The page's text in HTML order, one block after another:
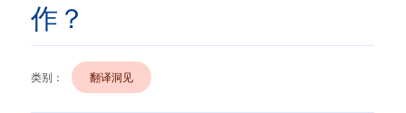
作？
类别： 翻译洞见